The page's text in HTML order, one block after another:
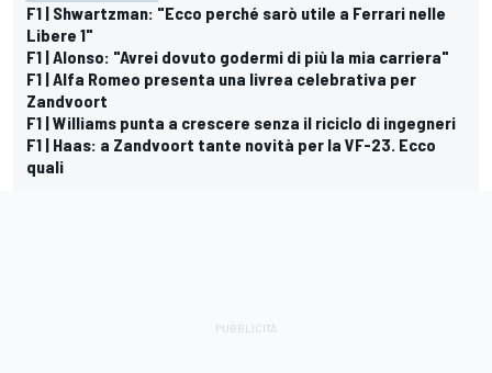
F1 | Shwartzman: "Ecco perché sarò utile a Ferrari nelle
Libere 1"
F1 | Alonso: "Avrei dovuto godermi di più la mia carriera"
F1 | Alfa Romeo presenta una livrea celebrativa per
Zandvoort
F1 | Williams punta a crescere senza il riciclo di ingegneri
F1 | Haas: a Zandvoort tante novità per la VF-23. Ecco
quali